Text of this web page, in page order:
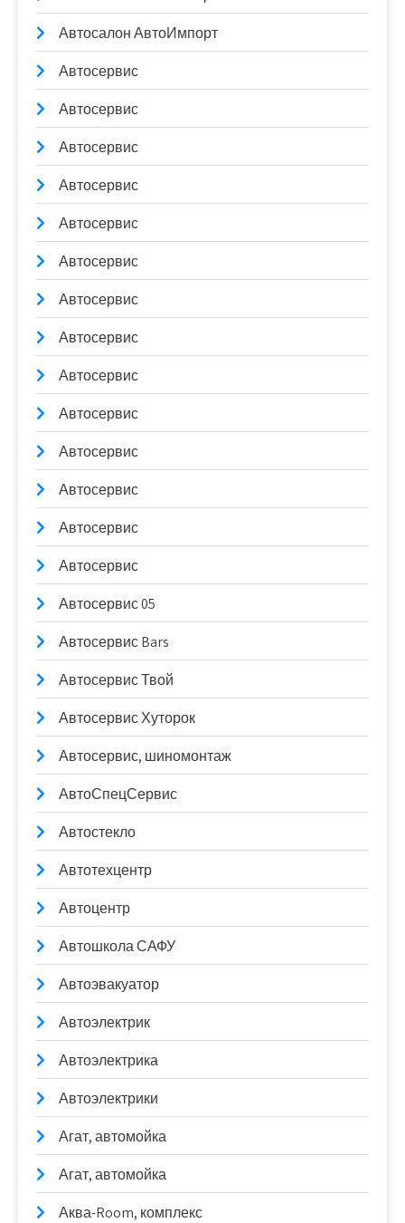
Автосалон АвтоИмпорт
Автосервис
Автосервис
Автосервис
Автосервис
Автосервис
Автосервис
Автосервис
Автосервис
Автосервис
Автосервис
Автосервис
Автосервис
Автосервис
Автосервис
Автосервис 05
Автосервис Bars
Автосервис Твой
Автосервис Хуторок
Автосервис, шиномонтаж
АвтоСпецСервис
Автостекло
Автотехцентр
Автоцентр
Автошкола САФУ
Автоэвакуатор
Автоэлектрик
Автоэлектрика
Автоэлектрики
Агат, автомойка
Агат, автомойка
Аква-Room, комплекс